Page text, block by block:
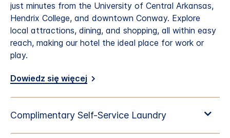
just minutes from the University of Central Arkansas,
Hendrix College, and downtown Conway. Explore
local attractions, dining, and shopping, all within easy
reach, making our hotel the ideal place for work or
play.
Dowiedz się więcej